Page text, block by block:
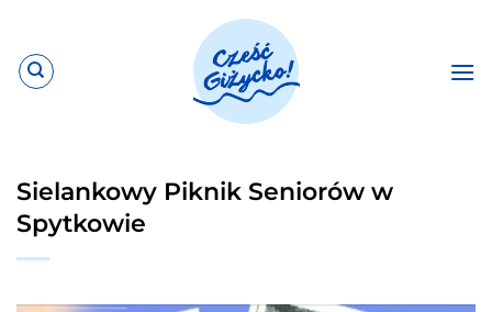
zawartości
Sielankowy Piknik Seniorów w
Spytkowie